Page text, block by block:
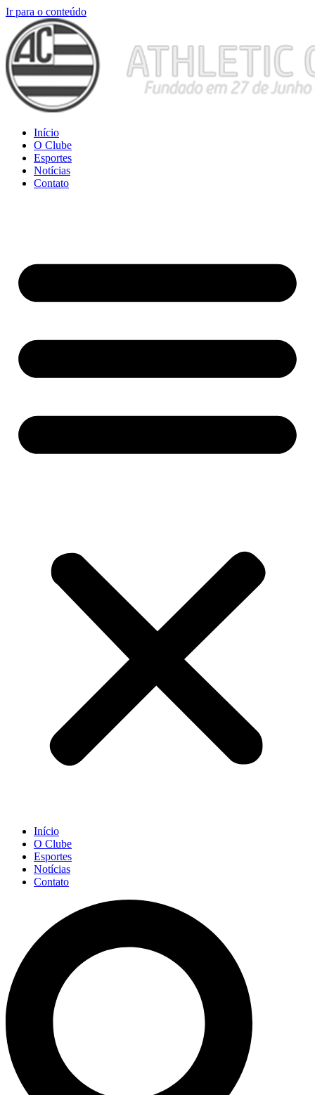
Ir para o conteúdo
Início
O Clube
Esportes
Notícias
Contato
Início
O Clube
Esportes
Notícias
Contato